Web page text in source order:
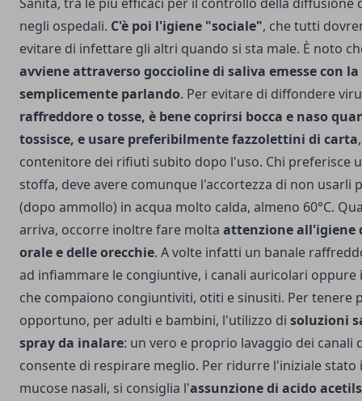
negli ospedali. C'è poi l'igiene "sociale", che tutti
evitare di infettare gli altri quando si sta male. È noto
avviene attraverso goccioline di saliva emesse con
semplicemente parlando. Per evitare di diffondere
raffreddore o tosse, è bene coprirsi bocca e naso
tossisce, e usare preferibilmente fazzolettini di carta
contenitore dei rifiuti subito dopo l'uso. Chi preferisce
stoffa, deve avere comunque l'accortezza di non usarli
(dopo ammollo) in acqua molto calda, almeno 60°C.
arriva, occorre inoltre fare molta attenzione all'igiene
orale e delle orecchie. A volte infatti un banale
ad infiammare le congiuntive, i canali auricolari oppure
che compaiono congiuntiviti, otiti e sinusiti. Per tenere
opportuno, per adulti e bambini, l'utilizzo di soluzioni
spray da inalare: un vero e proprio lavaggio dei canali
consente di respirare meglio. Per ridurre l'iniziale
mucose nasali, si consiglia l'assunzione di acido